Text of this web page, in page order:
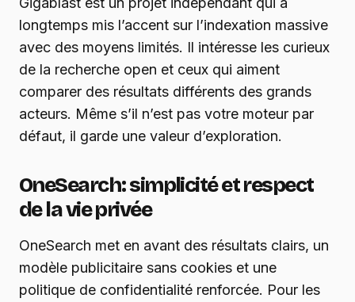
longtemps mis l’accent sur l’indexation massive
avec des moyens limités. Il intéresse les curieux
de la recherche open et ceux qui aiment
comparer des résultats différents des grands
acteurs. Même s’il n’est pas votre moteur par
défaut, il garde une valeur d’exploration.
OneSearch : simplicité et respect
de la vie privée
OneSearch met en avant des résultats clairs, un
modèle publicitaire sans cookies et une
politique de confidentialité renforcée. Pour les